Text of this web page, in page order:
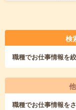
検
職種でお仕事情報を
職種でお仕事情報を